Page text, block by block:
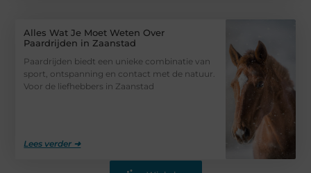
Alles Wat Je Moet Weten Over
Paardrijden in Zaanstad
Paardrijden biedt een unieke combinatie van
sport, ontspanning en contact met de natuur.
Voor de liefhebbers in Zaanstad
Lees verder ➜